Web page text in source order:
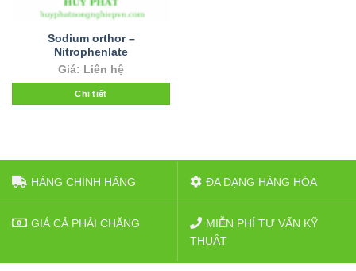
Sodium orthor –
Nitrophenlate
Giá: Liên hệ
Chi tiết
HÀNG CHÍNH HÃNG ĐA DẠNG HÀNG HÓA
GIÁ CẢ PHẢI CHĂNG
MIỄN PHÍ TƯ VẤN KỸ
THUẬT